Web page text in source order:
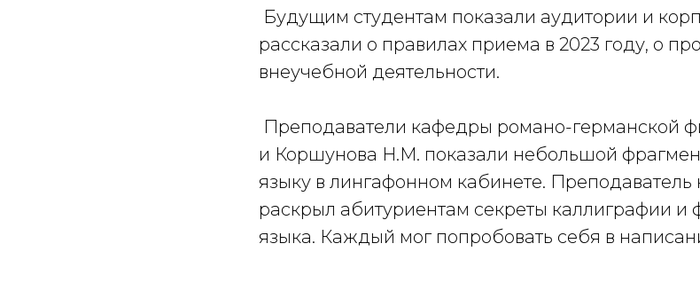
Будущим студентам показали аудитории и
рассказали о правилах приема в 2023 году, о
внеучебной деятельности.
Преподаватели кафедры романо-германской
и Коршунова Н.М. показали небольшой
языку в лингафонном кабинете. Преподаватель
раскрыл абитуриентам секреты каллиграфии и
языка. Каждый мог попробовать себя в